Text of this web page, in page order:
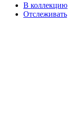
В коллекцию
Отслеживать